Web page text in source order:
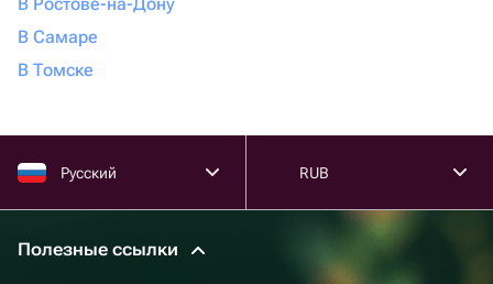
В Самаре
В Томске
Русский RUB
Полезные ссылки